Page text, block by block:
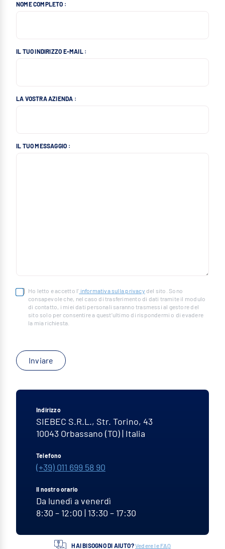
NOME COMPLETO :
IL TUO INDIRIZZO E-MAIL :
LA VOSTRA AZIENDA :
IL TUO MESSAGGIO :
Ho letto e accetto l’ informativa sulla privacy del sito. Sono
consapevole che, nel caso di trasferimento di dati tramite il modulo
di contatto, i miei dati personali saranno trasmessi al gestore del
sito solo per consentire a quest’ultimo di rispondermi o di evadere
la mia richiesta.
Inviare
Indirizzo
SIEBEC S.R.L., Str. Torino, 43
10043 Orbassano (TO)| Italia
Telefono
(+39) 011 699 58 90
Il nostro orario
Da lunedì a venerdì
8:30 – 12:00 | 13:30 – 17:30
HAI BISOGNO DI AIUTO?Vedere le FAQ